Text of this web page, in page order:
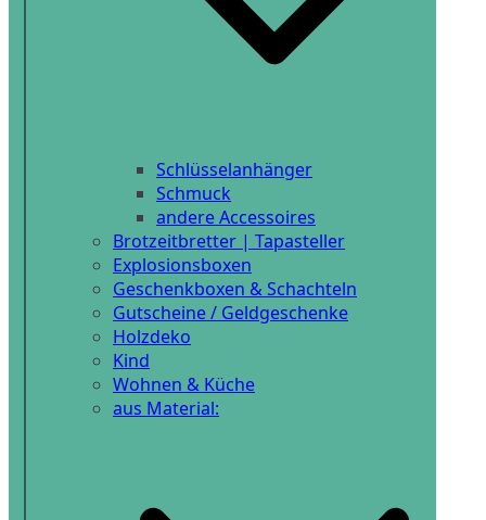
Schlüsselanhänger
Schmuck
andere Accessoires
Brotzeitbretter | Tapasteller
Explosionsboxen
Geschenkboxen & Schachteln
Gutscheine / Geldgeschenke
Holzdeko
Kind
Wohnen & Küche
aus Material: